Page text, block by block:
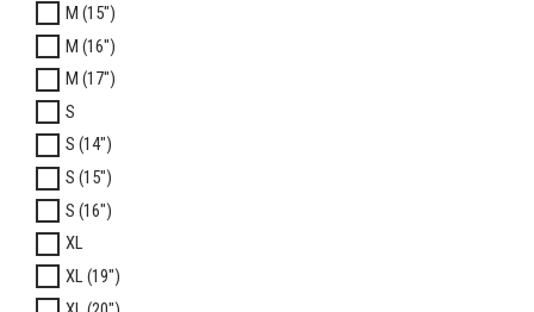
M (15")
M (16")
M (17")
S
S (14")
S (15")
S (16")
XL
XL (19")